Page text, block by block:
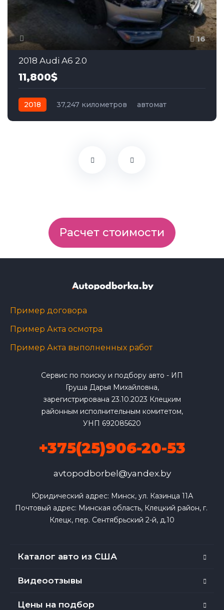
16
2018 Audi A6 2.0
11,800$
2018 37,247 километров
автомат
Расчет стоимости
Пример договора
Пример Акта осмотра
Пример Акта выполненных работ
Сервис по поиску и подбору авто - ИП
Груша Дарья Михайловна,
зарегистрирована 23.10.2023 Клецким
районным исполнительным комитетом,
УНП 692085620
+375(25)906-20-53
avtopodborbel@yandex.by
Юридический адрес: Минск, ул. Казинца 11А
Почтовый адрес: Минская область, Клецкий район, г.
Клецк, пер. Сентябрьский 2-й, д.10
Каталог авто из США
Видеоотзывы
Цены на подбор